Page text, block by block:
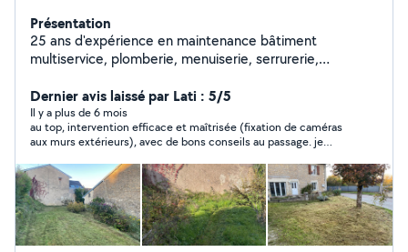
Présentation
25 ans d'expérience en maintenance bâtiment
multiservice, plomberie, menuiserie, serrurerie,
individuelles, pose de cuisine mais aussi paysagiste de
formation, je suis spécialisé dans la réparation de volet
roulant, porte d'entrée, portes intérieures, fenêtres,
porte de garage, réparation des évacuations de lavabo,
évier, douche baignoire, wc, je réalise aussi les
débouchages en tout genre,remplacement de cumulus,
i je recherche panne électrique et dépannage, c'est
mon métier au quotidien , avec moi vous aurez pleine
satisfaction d'un travail bien réalisé, propre et ordonné,
Dernier avis laissé par Lati : 5/5
Il y a plus de 6 mois
au top, intervention efficace et maîtrisée (fixation de caméras
aux murs extérieurs), avec de bons conseils au passage. je